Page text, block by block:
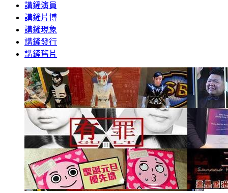
講鏟演員
講鏟片博
講鏟現象
講鏟發行
講鏟舊片